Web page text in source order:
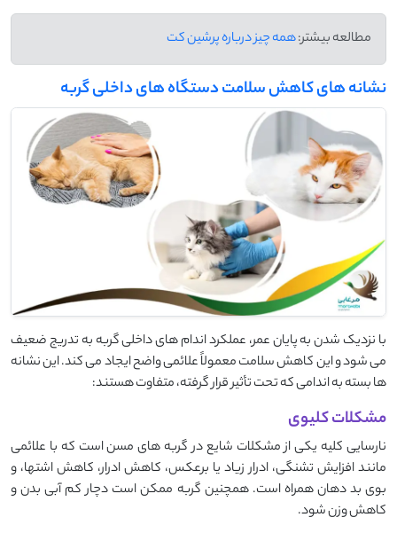
مطالعه بیشتر:همه چیز درباره پرشین کت
نشانه های کاهش سلامت دستگاه های داخلی گربه
با نزدیک شدن به پایان عمر، عملکرد اندام‌ های داخلی گربه به ‌تدریج ضعیف
می ‌شود و این کاهش سلامت معمولاً علائمی واضح ایجاد می‌ کند. این نشانه‌
ها بسته به اندامی که تحت تأثیر قرار گرفته، متفاوت هستند:
مشکلات کلیوی
نارسایی کلیه یکی از مشکلات شایع در گربه ‌های مسن است که با علائمی
مانند افزایش تشنگی، ادرار زیاد یا برعکس، کاهش ادرار، کاهش اشتها، و
بوی بد دهان همراه است. همچنین گربه ممکن است دچار کم ‌آبی بدن و
کاهش وزن شود.